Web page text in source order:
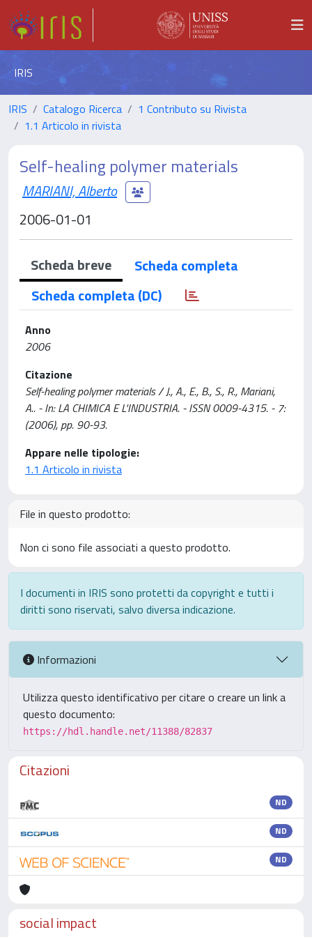
IRIS
IRIS Catalogo Ricerca
1 Contributo su Rivista
1.1 Articolo in rivista
Self-healing polymer materials
MARIANI, Alberto
2006-01-01
Scheda breve
Scheda completa
Scheda completa (DC)
Anno
2006
Citazione
Self-healing polymer materials / J., A., E., B., S., R., Mariani,
A.. - In: LA CHIMICA E L'INDUSTRIA. - ISSN 0009-4315. - 7:
(2006), pp. 90-93.
Appare nelle tipologie:
1.1 Articolo in rivista
File in questo prodotto:
Non ci sono file associati a questo prodotto.
I documenti in IRIS sono protetti da copyright e tutti i
diritti sono riservati, salvo diversa indicazione.
Informazioni
Utilizza questo identificativo per citare o creare un link a
questo documento:
https://hdl.handle.net/11388/82837
Citazioni
ND
ND
ND
social impact